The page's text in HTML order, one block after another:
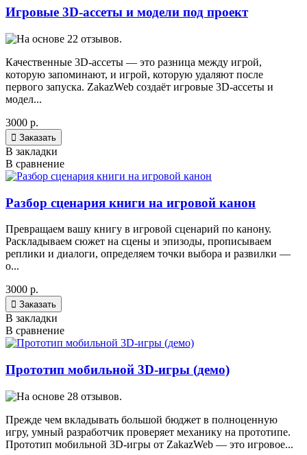
Игровые 3D-ассеты и модели под проект
Качественные 3D-ассеты — это разница между игрой,
которую запоминают, и игрой, которую удаляют после
первого запуска. ZakazWeb создаёт игровые 3D-ассеты и
модел...
3000 р.
 Заказать
В закладки
В сравнение
Разбор сценария книги на игровой канон
Превращаем вашу книгу в игровой сценарий по канону.
Раскладываем сюжет на сцены и эпизоды, прописываем
реплики и диалоги, определяем точки выбора и развилки —
о...
3000 р.
 Заказать
В закладки
В сравнение
Прототип мобильной 3D-игры (демо)
Прежде чем вкладывать большой бюджет в полноценную
игру, умный разработчик проверяет механику на прототипе.
Прототип мобильной 3D-игры от ZakazWeb — это игровое...